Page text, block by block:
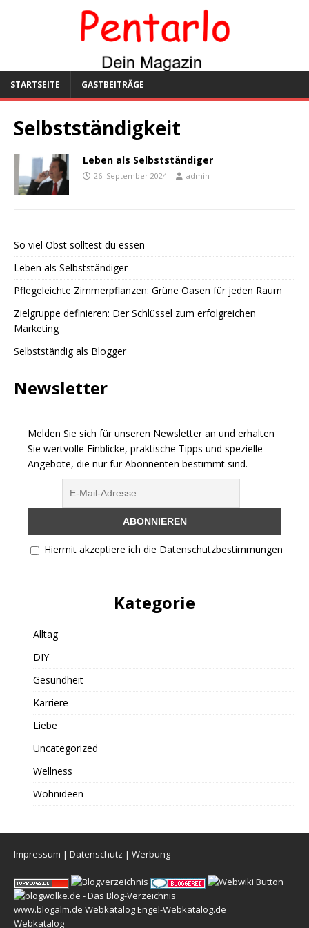
STARTSEITE GASTBEITRÄGE
Selbstständigkeit
Leben als Selbstständiger
26. September 2024 admin
So viel Obst solltest du essen
Leben als Selbstständiger
Pflegeleichte Zimmerpflanzen: Grüne Oasen für jeden Raum
Zielgruppe definieren: Der Schlüssel zum erfolgreichen
Marketing
Selbstständig als Blogger
Newsletter
Melden Sie sich für unseren Newsletter an und erhalten
Sie wertvolle Einblicke, praktische Tipps und spezielle
Angebote, die nur für Abonnenten bestimmt sind.
Hiermit akzeptiere ich die Datenschutzbestimmungen
Kategorie
Alltag
DIY
Gesundheit
Karriere
Liebe
Uncategorized
Wellness
Wohnideen
Impressum | Datenschutz | Werbung
www.blogalm.de WebkatalogEngel-Webkatalog.de
Webkatalog